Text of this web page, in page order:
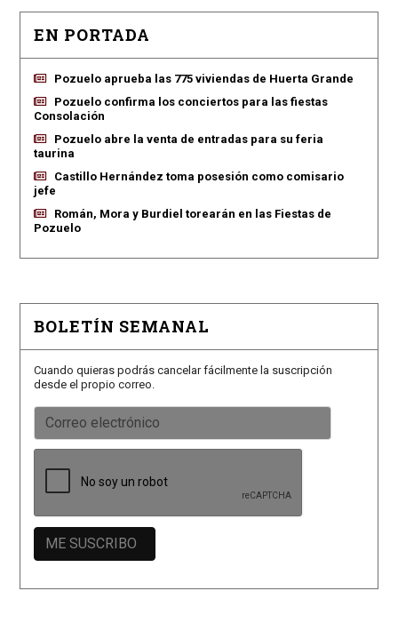
EN PORTADA
Pozuelo aprueba las 775 viviendas de Huerta Grande
Pozuelo confirma los conciertos para las fiestas
Consolación
Pozuelo abre la venta de entradas para su feria
taurina
Castillo Hernández toma posesión como comisario
jefe
Román, Mora y Burdiel torearán en las Fiestas de
Pozuelo
BOLETÍN SEMANAL
Cuando quieras podrás cancelar fácilmente la suscripción
desde el propio correo.